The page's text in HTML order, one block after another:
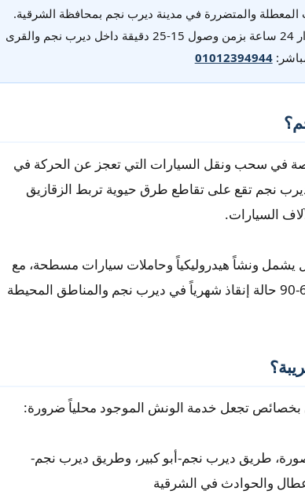
والمتضررة في مدينة ديرب نجم بمحافظة الشرقية.
إنقاذ سيارات على مدار 24 ساعة بزمن وصول 15-25 دقيقة داخل ديرب نجم والقرى
01012394944
في سحب ونقل السيارات التي تعجز عن الحركة في
نجم تقع على تقاطع طرق حيوية تربط الزقازيق
السيارات.
ونشاً هيدروليكياً وحاملات سيارات مسطحة، مع
سائقين يعرفون كل طريق في المركز. نتعامل مع 60-90 حالة إنقاذ شهرياً في ديرب نجم والمناطق المحيطة
تجعل خدمة الونش الموجود محلياً ضرورة:
طريق ديرب نجم-أبو كبير، وطريق ديرب نجم-
والحوادث في الشرقية